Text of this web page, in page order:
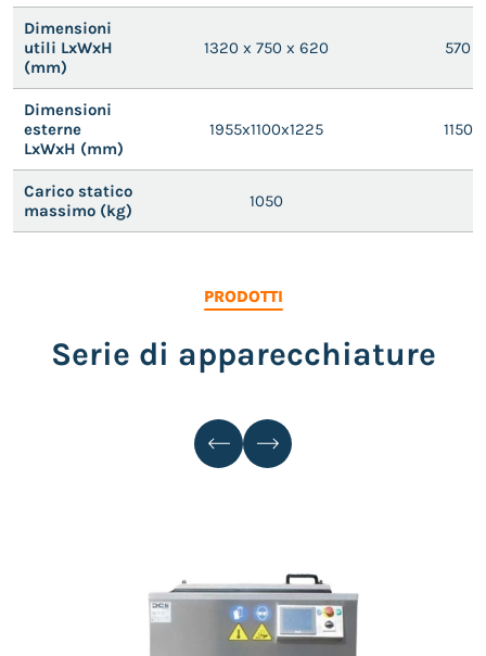
Dimensioni
utili LxWxH
(mm)
1320 x 750 x 620 570
Dimensioni
esterne
LxWxH (mm)
1955x1100x1225 1150
Carico statico
massimo (kg)
1050
PRODOTTI
Serie di apparecchiature